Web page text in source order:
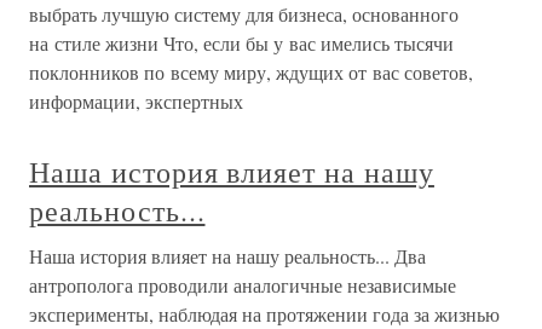
выбрать лучшую систему для бизнеса, основанного
на стиле жизни Что, если бы у вас имелись тысячи
поклонников по всему миру, ждущих от вас советов,
информации, экспертных
Наша история влияет на нашу
реальность...
Наша история влияет на нашу реальность... Два
антрополога проводили аналогичные независимые
эксперименты, наблюдая на протяжении года за жизнью